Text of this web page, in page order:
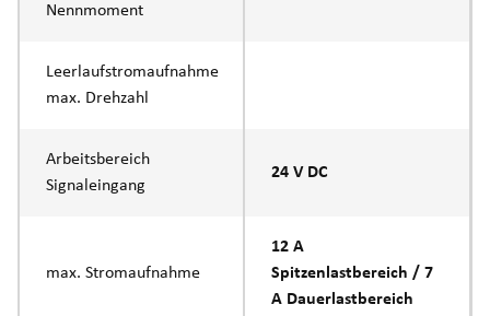
Nennmoment
Leerlaufstromaufnahme
max. Drehzahl
Arbeitsbereich
Signaleingang
24 V DC
max. Stromaufnahme
12 A
Spitzenlastbereich / 7
A Dauerlastbereich